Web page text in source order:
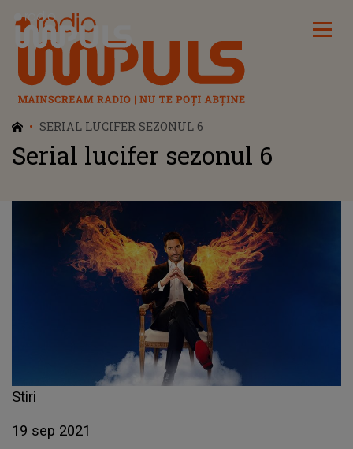
Radio Impuls
SERIAL LUCIFER SEZONUL 6
Serial lucifer sezonul 6
Stiri
19 sep 2021